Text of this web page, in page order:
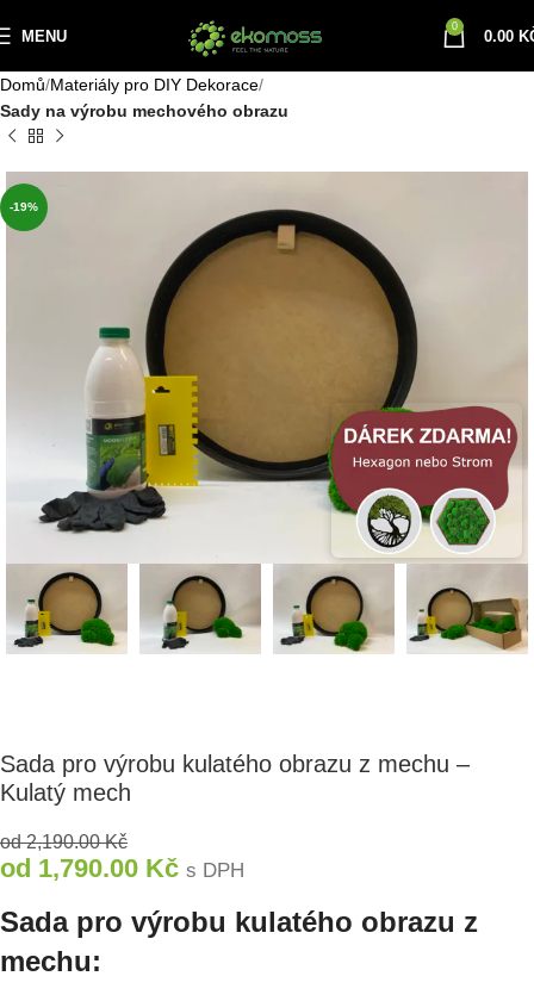
MENU
0
0.00
Domů Materiály pro DIY Dekorace
Sady na výrobu mechového obrazu
-19%
Sada pro výrobu kulatého obrazu z mechu –
Kulatý mech
od2,190.00Kč
od 1,790.00 Kč s DPH
Sada pro výrobu kulatého obrazu z
mechu: